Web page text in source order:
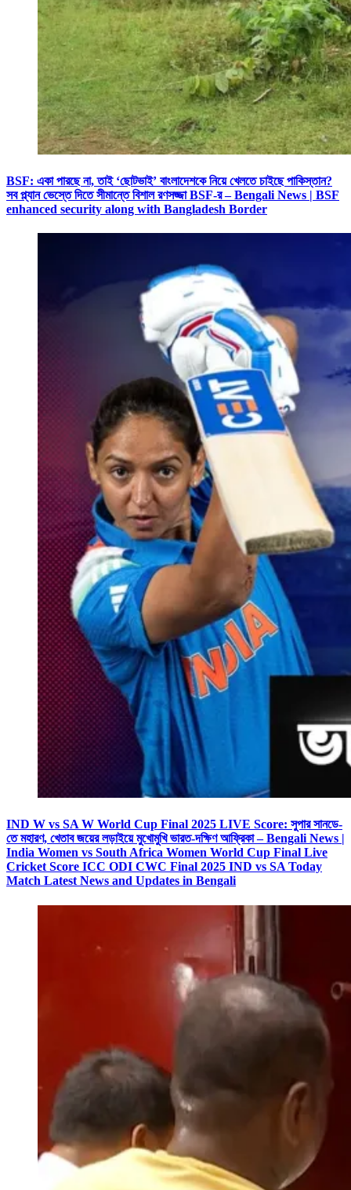
BSF: একা পারছে না, তাই ‘ছোটভাই’ বাংলাদেশকে নিয়ে খেলতে চাইছে পাকিস্তান?
সব প্ল্যান ভেস্তে দিতে সীমান্তে বিশাল রণসজ্জা BSF-র – Bengali News | BSF
enhanced security along with Bangladesh Border
IND W vs SA W World Cup Final 2025 LIVE Score: সুপার সানডে-
তে মহারণ, খেতাব জয়ের লড়াইয়ে মুখোমুখি ভারত-দক্ষিণ আফ্রিকা – Bengali News |
India Women vs South Africa Women World Cup Final Live
Cricket Score ICC ODI CWC Final 2025 IND vs SA Today
Match Latest News and Updates in Bengali